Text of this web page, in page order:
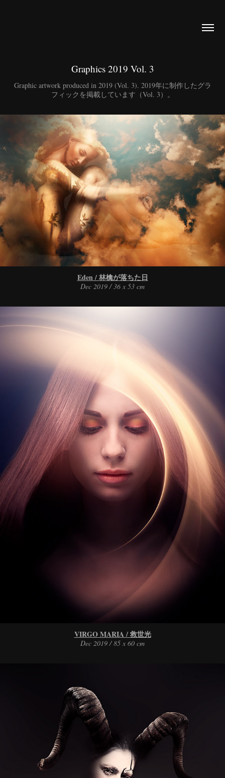
Graphics 2019 Vol. 3
Graphic artwork produced in 2019 (Vol. 3). 2019年に制作したグラ
フィックを掲載しています（Vol. 3）。
Eden / 林檎が落ちた日
Dec 2019 / 36 x 53 cm
VIRGO MARIA / 救世光
Dec 2019 / 85 x 60 cm